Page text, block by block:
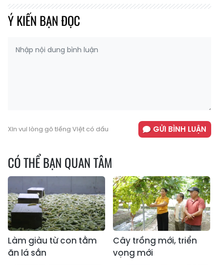
Ý KIẾN BẠN ĐỌC
Xin vui lòng gõ tiếng Việt có dấu GỬI BÌNH LUẬN
CÓ THỂ BẠN QUAN TÂM
Làm giàu từ con tằm
ăn lá sắn
Cây trồng mới, triển
vọng mới